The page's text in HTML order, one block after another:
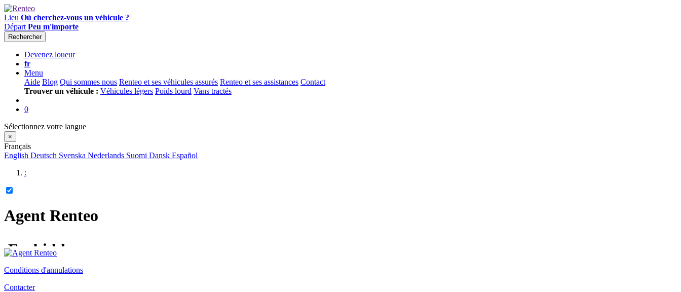
Lieu Où cherchez-vous un véhicule ?
Départ Peu m'importe
Rechercher
Devenez loueur
fr
Menu
Aide Blog Qui sommes nous Renteo et ses véhicules assurés Renteo et ses assistances Contact
Trouver un véhicule : Véhicules légers Poids lourd Vans tractés
0
Sélectionnez votre langue
×
Français
English Deutsch Svenska Nederlands Suomi Dansk Español
:
Agent Renteo
Conditions d'annulations
Contacter